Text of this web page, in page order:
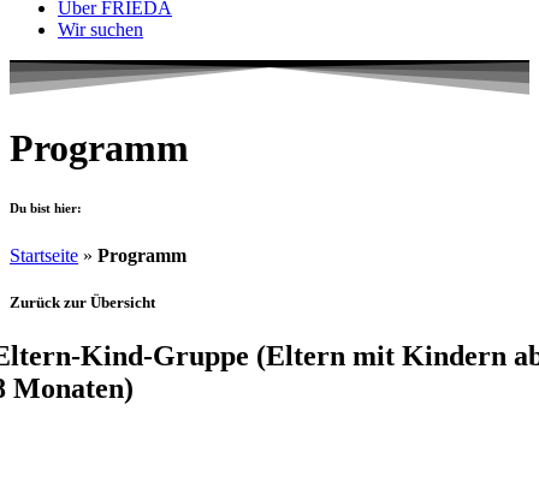
Über FRIEDA
Wir suchen
Programm
Du bist hier:
Startseite » Programm
Zurück zur Übersicht
Kind-Gruppe (Eltern mit Kindern
Monaten)